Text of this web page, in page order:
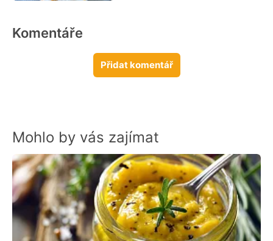
Komentáře
Přidat komentář
Mohlo by vás zajímat